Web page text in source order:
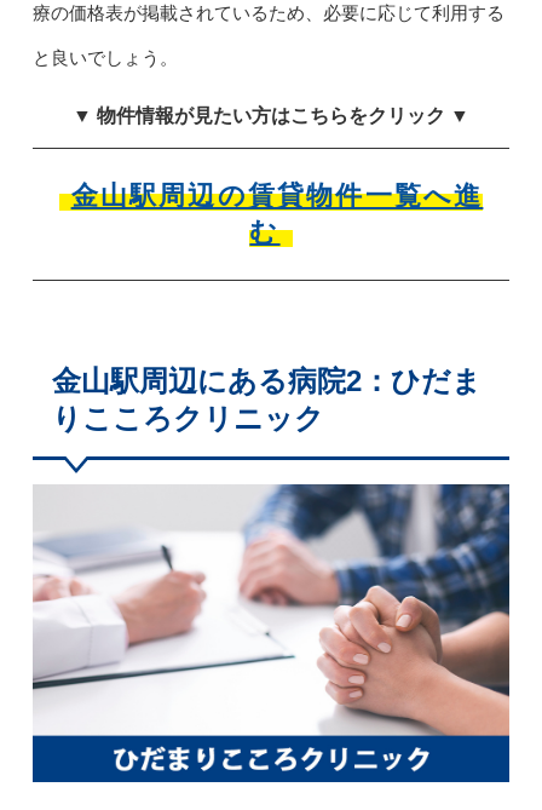
療の価格表が掲載されているため、必要に応じて利用する
と良いでしょう。
▼ 物件情報が見たい方はこちらをクリック ▼
金山駅周辺の賃貸物件一覧へ進
む
金山駅周辺にある病院2：ひだま
りこころクリニック